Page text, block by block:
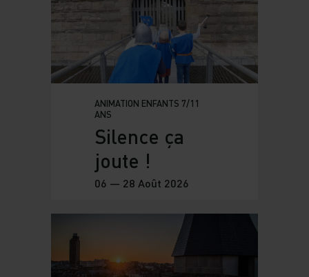
ANIMATION ENFANTS 7/11
ANS
Silence ça
joute !
06 — 28 Août 2026